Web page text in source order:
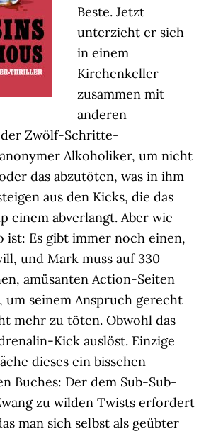
Beste. Jetzt
unterzieht er sich
in einem
Kirchenkeller
zusammen mit
anderen
Zwölf-Schritte-
Alkoholiker, um nicht
das abzutöten, was in ihm
aus den Kicks, die das
einem abverlangt. Aber wie
ist: Es gibt immer noch einen,
und Mark muss auf 330
amüsanten Action-Seiten
um seinem Anspruch gerecht
mehr zu töten. Obwohl das
Kick auslöst. Einzige
dieses ein bisschen
Buches: Der dem Sub-Sub-
zu wilden Twists erfordert
man sich selbst als geübter